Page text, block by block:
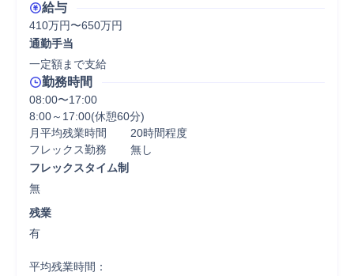
給与
410万円〜650万円
通勤手当
一定額まで支給
勤務時間
08:00〜17:00
8:00～17:00(休憩60分)
月平均残業時間	20時間程度
フレックス勤務	無し
フレックスタイム制
無
残業
有
平均残業時間：